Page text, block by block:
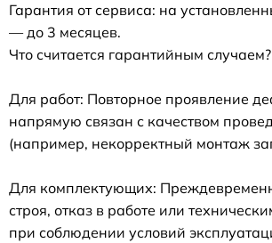
Гарантия от сервиса: на
— до 3 месяцев.
Что считается гарантийным случаем?
Для работ: Повторное проявление
напрямую связан с качеством
(например, некорректный монтаж
Для комплектующих:
строя, отказ в работе или
при соблюдении условий